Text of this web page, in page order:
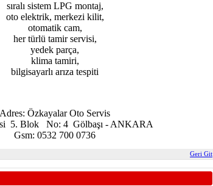
sıralı sistem LPG montaj,
oto elektrik, merkezi kilit,
otomatik cam,
her türlü tamir servisi,
yedek parça,
klima tamiri,
bilgisayarlı arıza tespiti
Adres: Özkayalar Oto Servis
5. Blok No: 4 Gölbaşı - ANKARA
Gsm: 0532 700 0736
Geri Git